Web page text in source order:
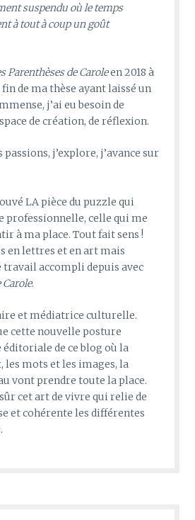
suspendu où le temps
à tout à coup un goût
Parenthèses de Caroleen 2018 à
de ma thèse ayant laissé un
j’ai eu besoin de
de création, de réflexion.
j’explore, j’avance sur
LA pièce du puzzle qui
professionnelle, celle qui me
à ma place. Tout fait sens !
en lettres et en art mais
accompli depuis avec
Carole.
et médiatrice culturelle.
cette nouvelle posture
de ce blog où la
mots et les images, la
vont prendre toute la place.
cet art de vivre qui relie de
et cohérente les différentes